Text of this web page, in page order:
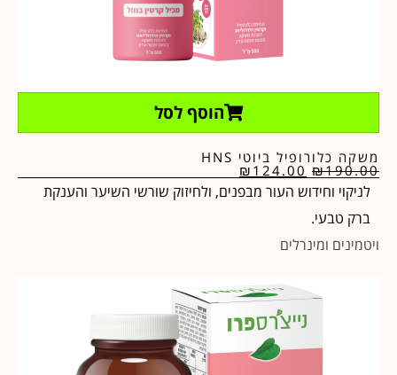
הוסף לסל
משקה כלורופיל ביוטי HNS
₪190.00
₪ 124.00
לניקוי וחידוש העור מבפנים, ולחיזוק שורשי השיער והענקת
ברק טבעי.
ויטמינים ומינרלים